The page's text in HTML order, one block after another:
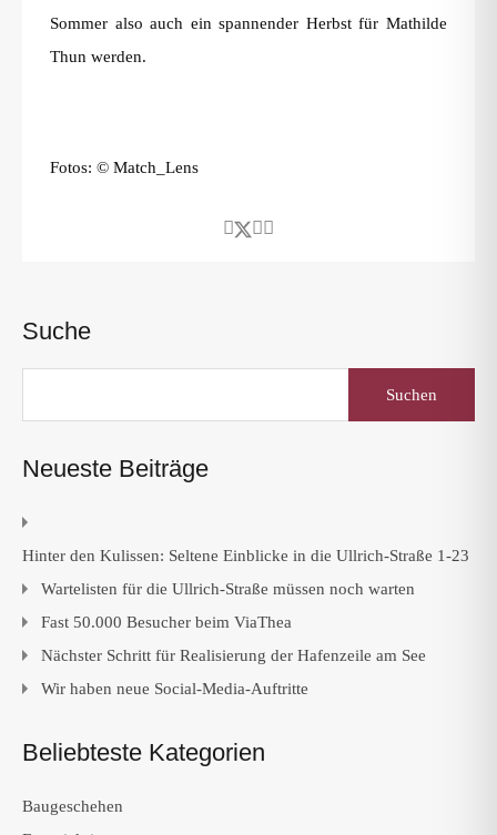
Sommer also auch ein spannender Herbst für Mathilde
Thun werden.
Fotos: © Match_Lens
Suche
Neueste Beiträge
Hinter den Kulissen: Seltene Einblicke in die Ullrich-Straße 1-23
Wartelisten für die Ullrich-Straße müssen noch warten
Fast 50.000 Besucher beim ViaThea
Nächster Schritt für Realisierung der Hafenzeile am See
Wir haben neue Social-Media-Auftritte
Beliebteste Kategorien
Baugeschehen